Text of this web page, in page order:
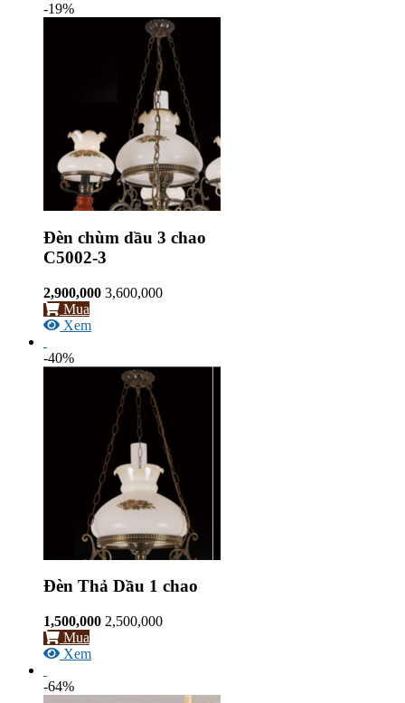
-19%
Đèn chùm dầu 3 chao
C5002-3
2,900,000 3,600,000
Mua
Xem
-40%
Đèn Thả Dầu 1 chao
1,500,000 2,500,000
Mua
Xem
-64%